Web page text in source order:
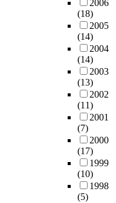
2006
(18)
2005
(14)
2004
(14)
2003
(13)
2002
(11)
2001
(7)
2000
(17)
1999
(10)
1998
(5)